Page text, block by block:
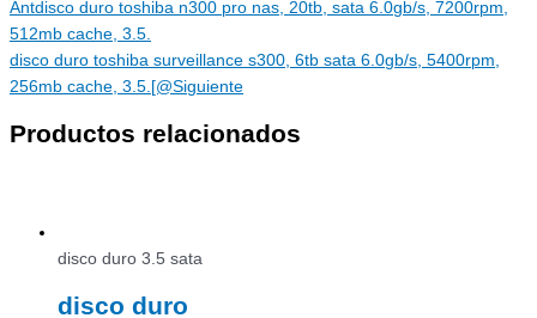
Antdisco duro toshiba n300 pro nas, 20tb, sata 6.0gb/s, 7200rpm,
512mb cache, 3.5.
disco duro toshiba surveillance s300, 6tb sata 6.0gb/s, 5400rpm,
256mb cache, 3.5.[@Siguiente
Productos relacionados
disco duro 3.5 sata
disco duro